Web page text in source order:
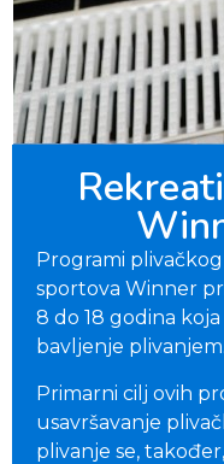
Programi
sportova Winner
8 do 18 godina
bavljenje plivanjem.
Primarni cilj ovih
usavršavanje
plivanje se,